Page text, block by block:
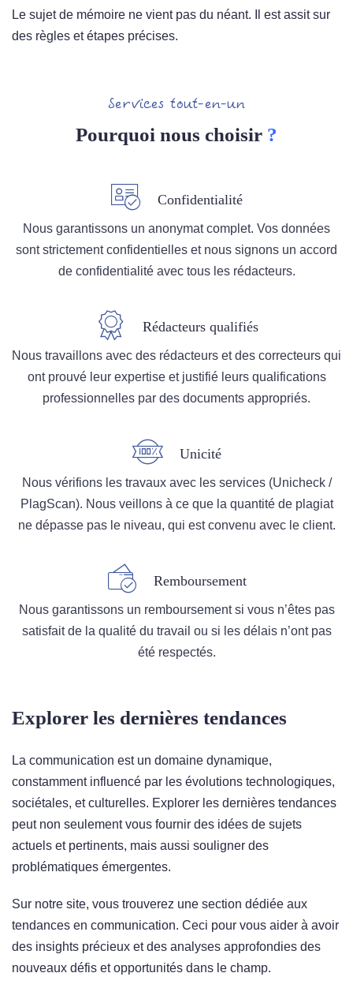
Le sujet de mémoire ne vient pas du néant. Il est assit sur
des règles et étapes précises.
Services tout-en-un
Pourquoi nous choisir ?
Confidentialité
Nous garantissons un anonymat complet. Vos données
sont strictement confidentielles et nous signons un accord
de confidentialité avec tous les rédacteurs.
Rédacteurs qualifiés
Nous travaillons avec des rédacteurs et des correcteurs qui
ont prouvé leur expertise et justifié leurs qualifications
professionnelles par des documents appropriés.
Unicité
Nous vérifions les travaux avec les services (Unicheck /
PlagScan). Nous veillons à ce que la quantité de plagiat
ne dépasse pas le niveau, qui est convenu avec le client.
Remboursement
Nous garantissons un remboursement si vous n’êtes pas
satisfait de la qualité du travail ou si les délais n’ont pas
été respectés.
Explorer les dernières tendances
La communication est un domaine dynamique,
constamment influencé par les évolutions technologiques,
sociétales, et culturelles. Explorer les dernières tendances
peut non seulement vous fournir des idées de sujets
actuels et pertinents, mais aussi souligner des
problématiques émergentes.
Sur notre site, vous trouverez une section dédiée aux
tendances en communication. Ceci pour vous aider à avoir
des insights précieux et des analyses approfondies des
nouveaux défis et opportunités dans le champ.